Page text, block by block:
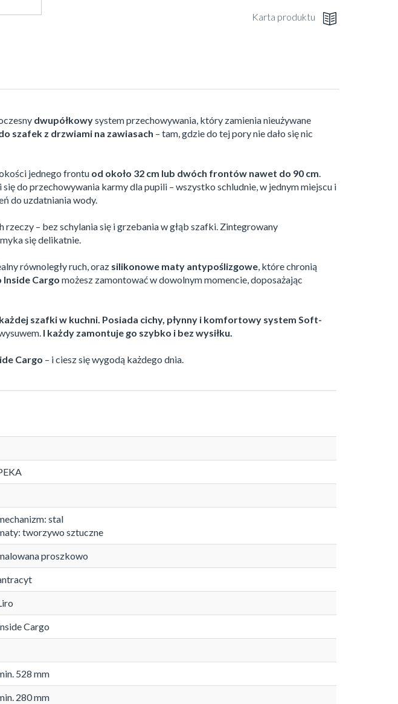
Karta produktu
dwupółkowysystem przechowywania, który zamienia nieużywane
szafek z drzwiami na zawiasach – tam, gdzie do tej pory nie dało się nic
jednego frontu od około 32 cm lub dwóch frontów nawet do 90 cm
do przechowywania karmy dla pupili – wszystko schludnie, w jednym miejscu i
do uzdatniania wody.
– bez schylania się i grzebania w głąb szafki. Zintegrowany
się delikatnie.
równoległy ruch, oraz silikonowe maty antypoślizgowe , które chronią
Inside Cargo możesz zamontować w dowolnym momencie, doposażając
szafki w kuchni. Posiada cichy, płynny i komfortowy system Soft-
I każdy zamontuje go szybko i bez wysiłku.
Cargo – i ciesz się wygodą każdego dnia.
stal
tworzywo sztuczne
proszkowo
Cargo
528 mm
280 mm